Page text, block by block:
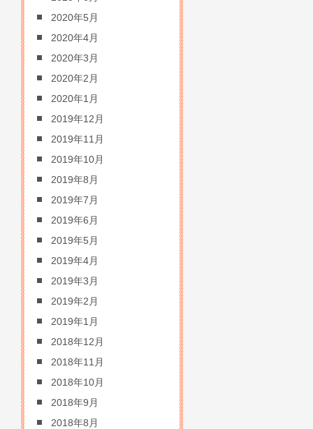
2020年5月
2020年4月
2020年3月
2020年2月
2020年1月
2019年12月
2019年11月
2019年10月
2019年8月
2019年7月
2019年6月
2019年5月
2019年4月
2019年3月
2019年2月
2019年1月
2018年12月
2018年11月
2018年10月
2018年9月
2018年8月